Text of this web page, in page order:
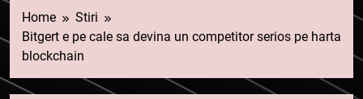
Home
Stiri
Bitgert e pe cale sa devina un competitor serios pe harta
blockchain